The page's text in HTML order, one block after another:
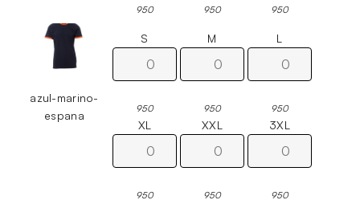
950 950 950
azul-marino-
espana
S
950
M
950
L
950
XL
950
XXL
950
3XL
950